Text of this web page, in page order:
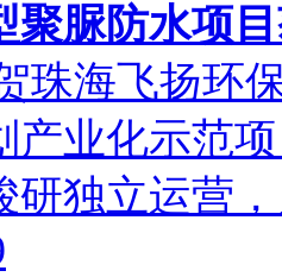
聚脲防水项
珠海飞扬环
产业化示范
研独立运营